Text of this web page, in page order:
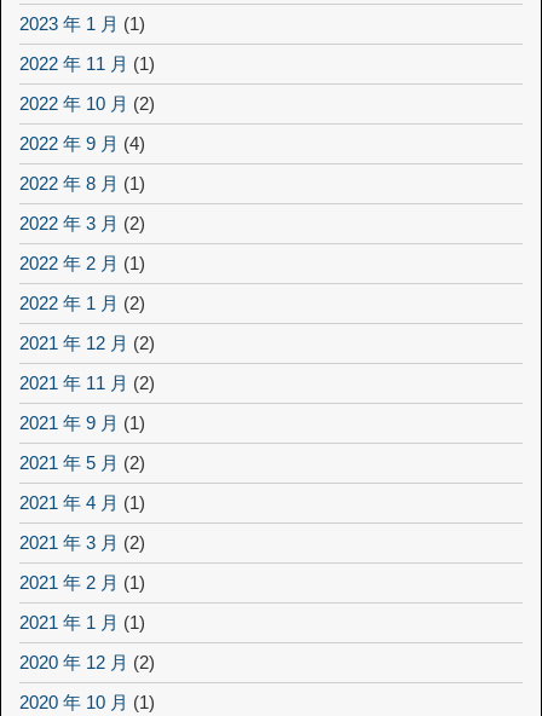
2023 年 1 月 (1)
2022 年 11 月 (1)
2022 年 10 月 (2)
2022 年 9 月 (4)
2022 年 8 月 (1)
2022 年 3 月 (2)
2022 年 2 月 (1)
2022 年 1 月 (2)
2021 年 12 月 (2)
2021 年 11 月 (2)
2021 年 9 月 (1)
2021 年 5 月 (2)
2021 年 4 月 (1)
2021 年 3 月 (2)
2021 年 2 月 (1)
2021 年 1 月 (1)
2020 年 12 月 (2)
2020 年 10 月 (1)